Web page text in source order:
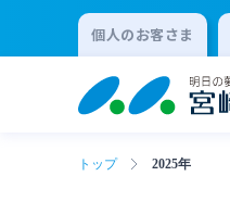
個人のお客さま
トップ 2025年